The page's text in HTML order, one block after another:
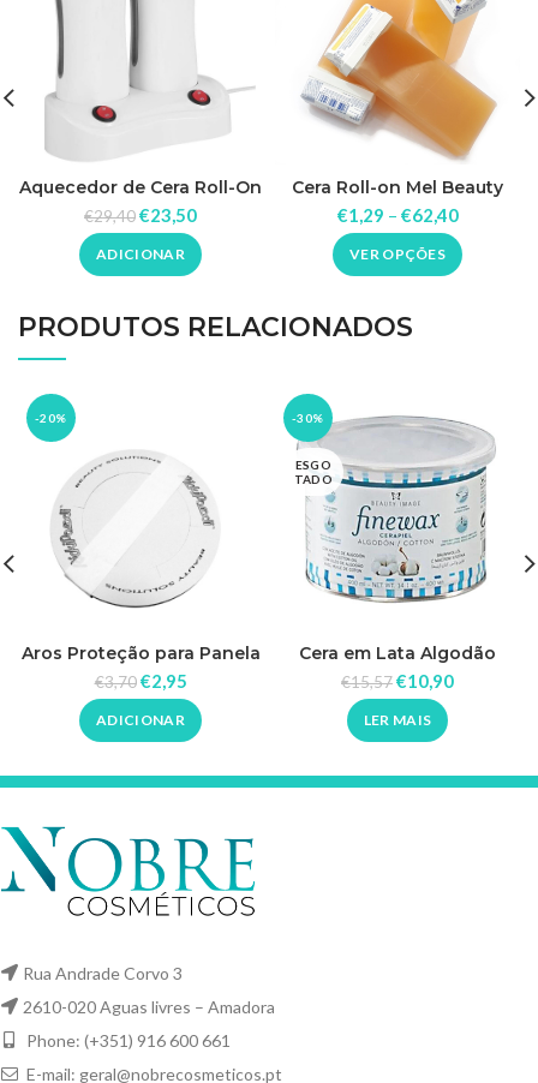
Aquecedor de Cera Roll-On
€29,40€23,50
ADICIONAR
Cera Roll-on Mel Beauty
Image
€1,29 – €62,40
VER OPÇÕES
PRODUTOS RELACIONADOS
-20%
Aros Proteção para Panela
Cera RickiParodi
€3,70 €2,95
ADICIONAR
-30%
ESGO
TADO
Cera em Lata Algodão
Finewax Beauty Image
400ml
€15,57€10,90
LER MAIS
Rua Andrade Corvo 3
2610-020 Aguas livres – Amadora
Phone: (+351) 916 600 661
E-mail: geral@nobrecosmeticos.pt